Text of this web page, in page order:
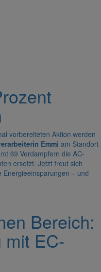
vorbe­rei­teten Aktion werden
Emmi am Standort
69 Verdamp­fern die AC-
ersetzt. Jetzt freut sich
Ener­gie­ein­spa­rungen – und
Bereich:
mit EC-